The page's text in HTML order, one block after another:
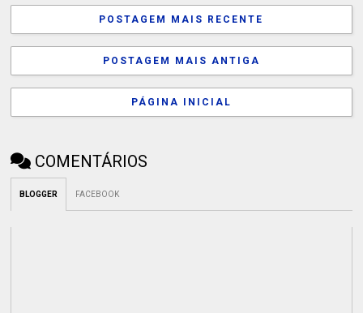
POSTAGEM MAIS RECENTE
POSTAGEM MAIS ANTIGA
PÁGINA INICIAL
COMENTÁRIOS
BLOGGER FACEBOOK